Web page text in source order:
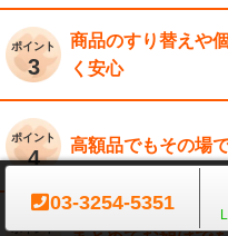
ポイント
3
商品のすり替えや
く安心
ポイント
4
高額品でもその場
ポイント
03-3254-5351